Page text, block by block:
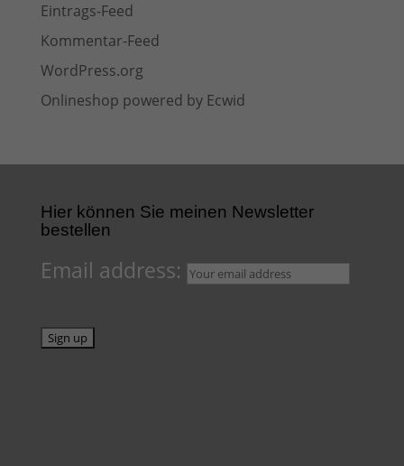
Eintrags-Feed
Kommentar-Feed
WordPress.org
Onlineshop powered by Ecwid
Hier können Sie meinen Newsletter
bestellen
Email address: